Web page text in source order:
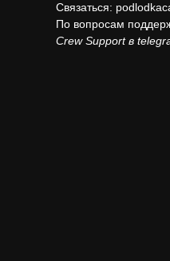
Связаться:
По вопросам
Crew Support в